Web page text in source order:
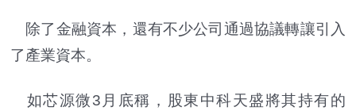
除了金融資本，還有不少公司通過協議轉讓引入
了產業資本。
如芯源微3月底稱，股東中科天盛將其持有的